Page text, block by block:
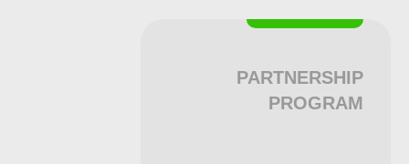
PARTNERSHIP
PROGRAM